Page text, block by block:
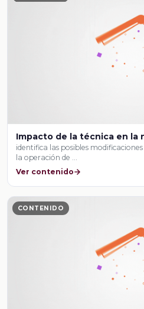
Impacto de la técnica en la
identifica las posibles
la operación de …
Ver contenido
CONTENIDO